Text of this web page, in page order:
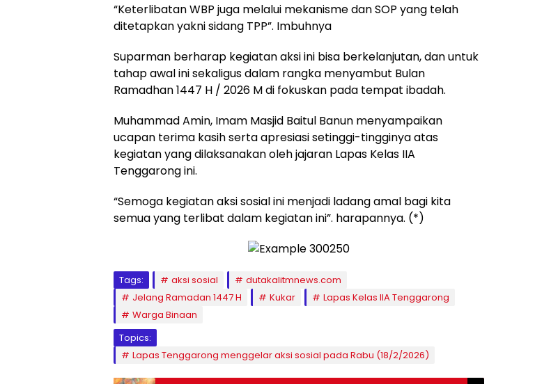
“Keterlibatan WBP juga melalui mekanisme dan SOP yang telah
ditetapkan yakni sidang TPP”. Imbuhnya
Suparman berharap kegiatan aksi ini bisa berkelanjutan, dan untuk
tahap awal ini sekaligus dalam rangka menyambut Bulan
Ramadhan 1447 H / 2026 M di fokuskan pada tempat ibadah.
Muhammad Amin, Imam Masjid Baitul Banun menyampaikan
ucapan terima kasih serta apresiasi setinggi-tingginya atas
kegiatan yang dilaksanakan oleh jajaran Lapas Kelas IIA
Tenggarong ini.
“Semoga kegiatan aksi sosial ini menjadi ladang amal bagi kita
semua yang terlibat dalam kegiatan ini”. harapannya. (*)
Tags: aksi sosial
dutakalitmnews.com
Jelang Ramadan 1447 H
Kukar
Lapas Kelas IIA Tenggarong
Warga Binaan
Topics:
Lapas Tenggarong menggelar aksi sosial pada Rabu (18/2/2026)